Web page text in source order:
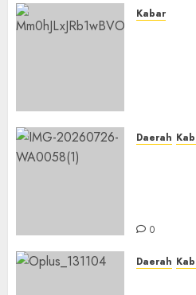
Kabar
Daerah
0
Daerah